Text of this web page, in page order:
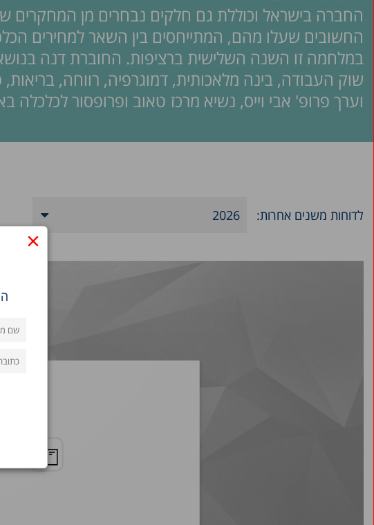
×
החברה בישראל וכוללת גם חלקים נבחרים מן
החשובים שעלו מהם, המתייחסים בין השאר למחירים
במלחמה זו השנה השלישית ברציפות. החוברת דנה
שוק העבודה, בינה מלאכותית, דמוגרפיה, רווחה,
וערך פרופ' אבי וייס, נשיא מרכז טאוב ופרופסור לכלכלה
לדוחות משנים אחרות: 2026